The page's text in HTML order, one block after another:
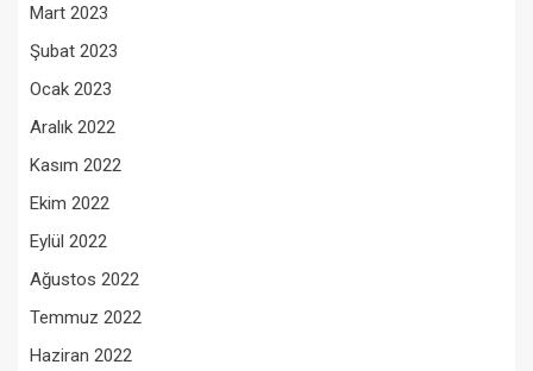
Mart 2023
Şubat 2023
Ocak 2023
Aralık 2022
Kasım 2022
Ekim 2022
Eylül 2022
Ağustos 2022
Temmuz 2022
Haziran 2022